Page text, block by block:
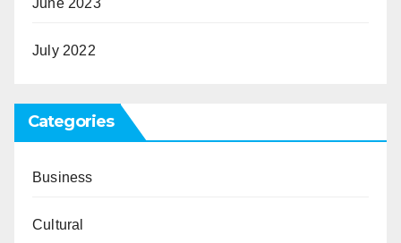
July 2022
Categories
Business
Cultural